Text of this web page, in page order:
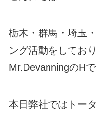
栃木・群馬・埼玉
ング活動をしてお
Mr.DevanningのHで
本日弊社ではトー